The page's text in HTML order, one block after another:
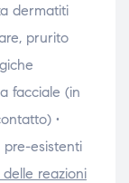
dermatiti
prurito
facciale (in
•
pre-esistenti
reazioni